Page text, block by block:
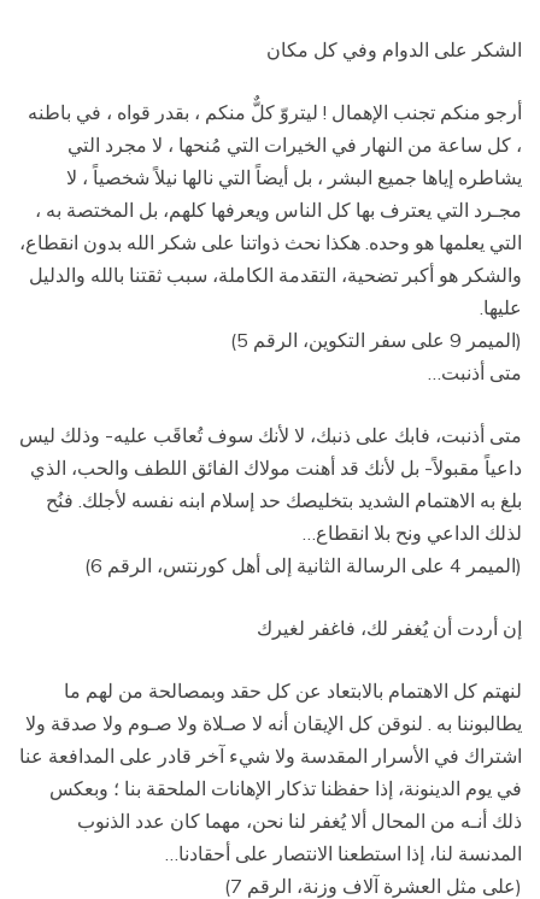
الشكر على الدوام وفي كل مكان
أرجو منكم تجنب الإهمال ! ليتروّ كلٌّ منكم ، بقدر قواه ، في باطنه
، كل ساعة من النهار في الخيرات التي مُنحها ، لا مجرد التي
يشاطره إياها جميع البشر ، بل أيضاً التي نالها نيلاً شخصياً ، لا
مجـرد التي يعترف بها كل الناس ويعرفها كلهم، بل المختصة به ،
التي يعلمها هو وحده. هكذا نحث ذواتنا على شكر الله بدون انقطاع،
والشكر هو أكبر تضحية، التقدمة الكاملة، سبب ثقتنا بالله والدليل
عليها.
(الميمر 9 على سفر التكوين، الرقم 5)
متى أذنبت…
متى أذنبت، فابك على ذنبك، لا لأنك سوف تُعاقَب عليه- وذلك ليس
داعياً مقبولاً- بل لأنك قد أهنت مولاك الفائق اللطف والحب، الذي
بلغ به الاهتمام الشديد بتخليصك حد إسلام ابنه نفسه لأجلك. فنُح
لذلك الداعي ونح بلا انقطاع…
(الميمر 4 على الرسالة الثانية إلى أهل كورنتس، الرقم 6)
إن أردت أن يُغفر لك، فاغفر لغيرك
لنهتم كل الاهتمام بالابتعاد عن كل حقد وبمصالحة من لهم ما
يطالبوننا به . لنوقن كل الإيقان أنه لا صـلاة ولا صـوم ولا صدقة ولا
اشتراك في الأسرار المقدسة ولا شيء آخر قادر على المدافعة عنا
في يوم الدينونة، إذا حفظنا تذكار الإهانات الملحقة بنا ؛ وبعكس
ذلك أنـه من المحال ألا يُغفر لنا نحن، مهما كان عدد الذنوب
المدنسة لنا، إذا استطعنا الانتصار على أحقادنا…
(على مثل العشرة آلاف وزنة، الرقم 7)